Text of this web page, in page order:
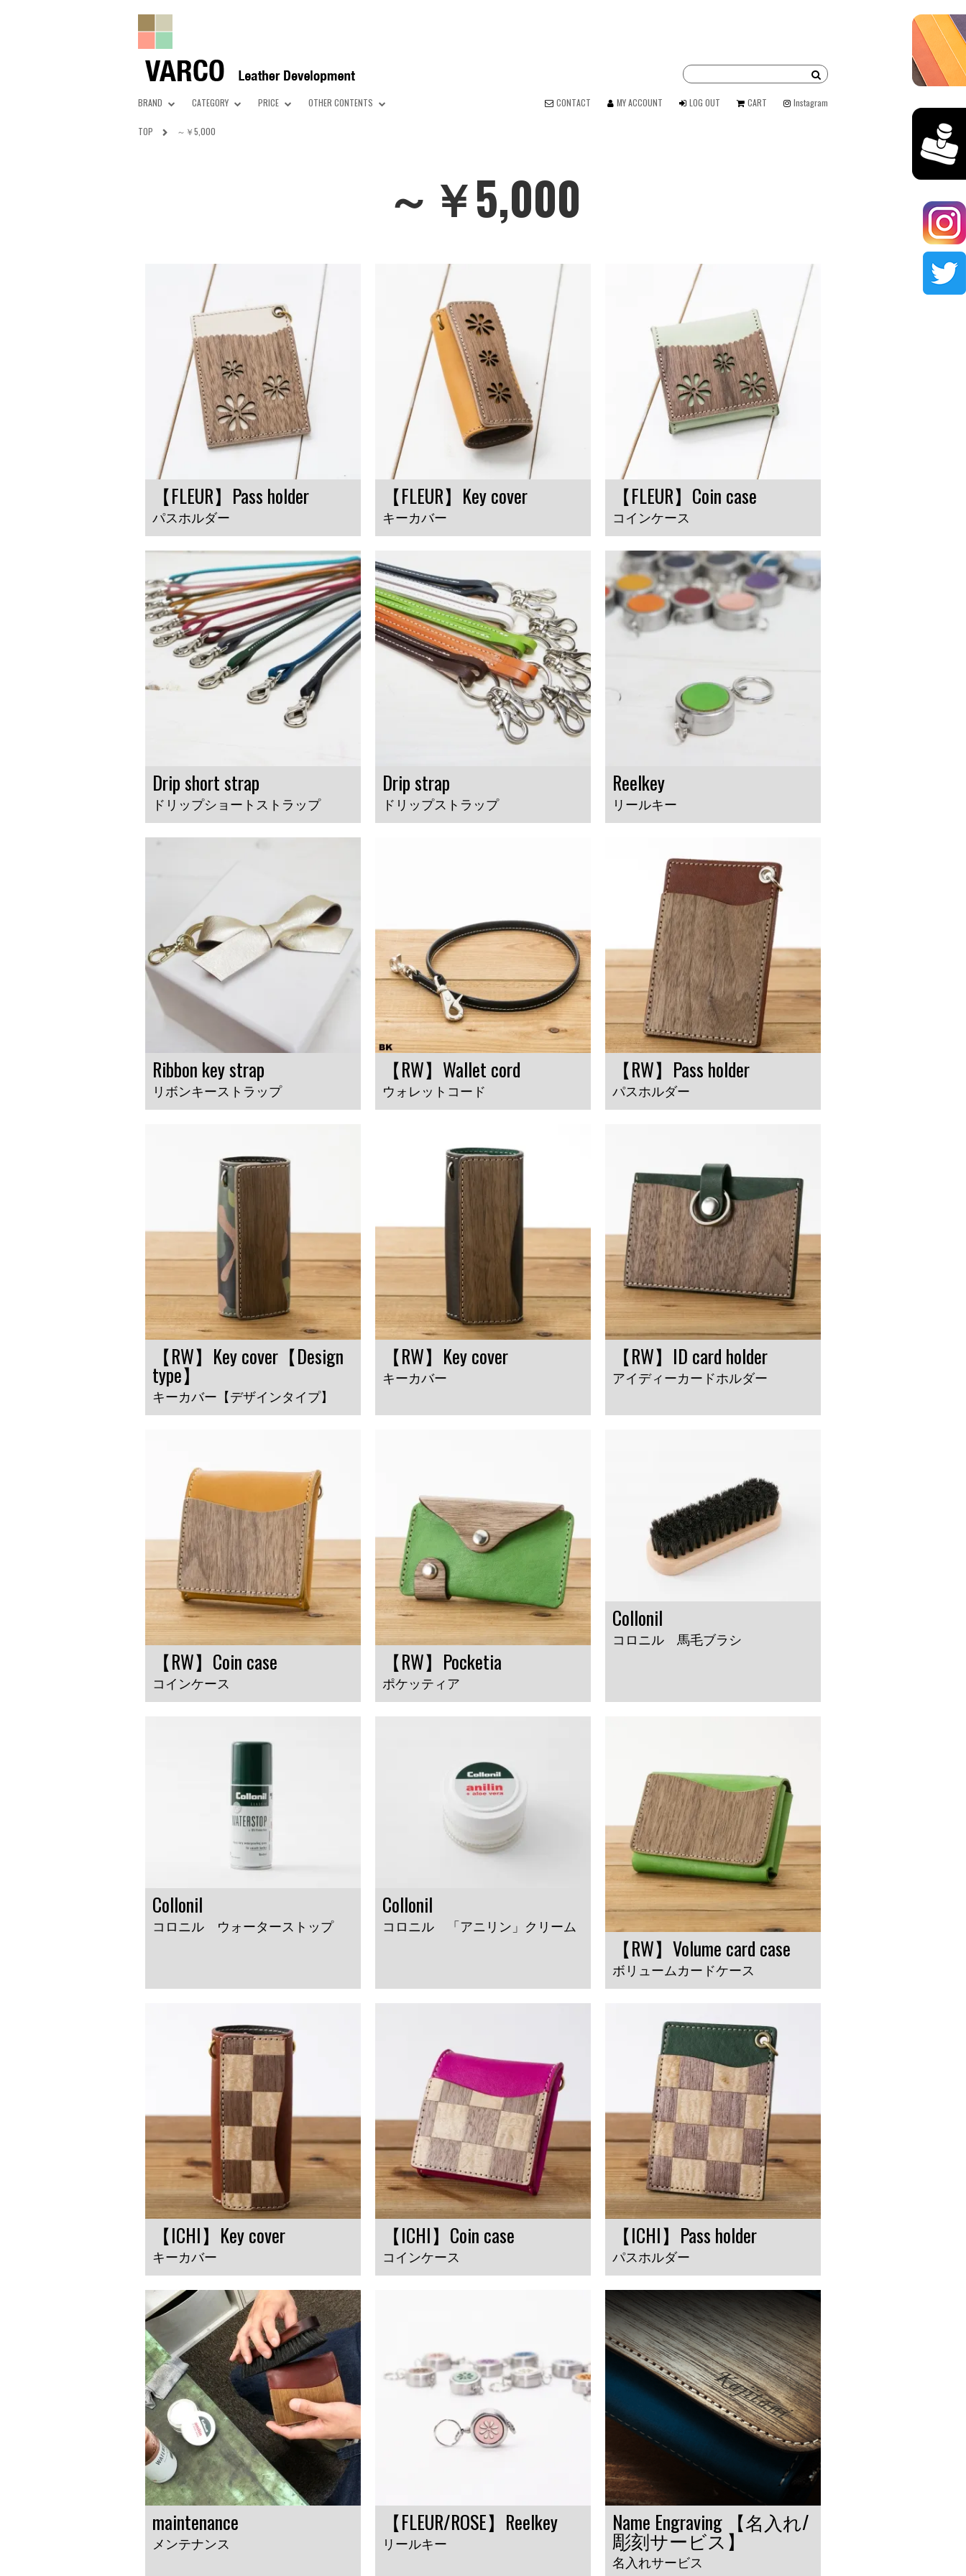
BRAND CATEGORY PRICE OTHER CONTENTS CONTACT MY ACCOUNT LOG OUT CART Instagram
TOP ～￥5,000
～￥5,000
【FLEUR】Pass holder
パスホルダー
【FLEUR】Key cover
キーカバー
【FLEUR】Coin case
コインケース
Drip short strap
ドリップショートストラップ
Drip strap
ドリップストラップ
Reelkey
リールキー
Ribbon key strap
リボンキーストラップ
【RW】Wallet cord
ウォレットコード
【RW】Pass holder
パスホルダー
【RW】Key cover【Design
type】
キーカバー【デザインタイプ】
【RW】Key cover
キーカバー
【RW】ID card holder
アイディーカードホルダー
【RW】Coin case
コインケース
【RW】Pocketia
ポケッティア
Collonil
コロニル 馬毛ブラシ
Collonil
コロニル ウォーターストップ
Collonil
コロニル 「アニリン」クリーム
【RW】Volume card case
ボリュームカードケース
【ICHI】Key cover
キーカバー
【ICHI】Coin case
コインケース
【ICHI】Pass holder
パスホルダー
maintenance
メンテナンス
【FLEUR/ROSE】Reelkey
リールキー
Name Engraving 【名入れ/
彫刻サービス】
名入れサービス